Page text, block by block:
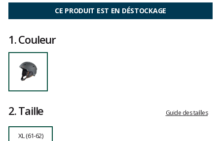
CE PRODUIT EST EN DÉSTOCKAGE
1.Couleur
2.Taille Guide des tailles
XL (61-62)